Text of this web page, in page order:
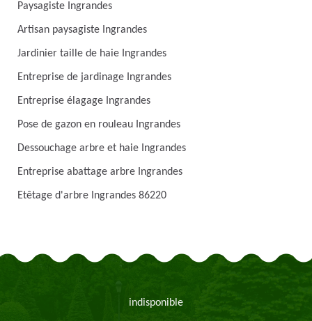
Paysagiste Ingrandes
Artisan paysagiste Ingrandes
Jardinier taille de haie Ingrandes
Entreprise de jardinage Ingrandes
Entreprise élagage Ingrandes
Pose de gazon en rouleau Ingrandes
Dessouchage arbre et haie Ingrandes
Entreprise abattage arbre Ingrandes
Etêtage d'arbre Ingrandes 86220
indisponible